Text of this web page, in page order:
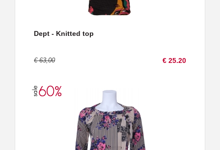
Dept - Knitted top
€ 63,00 € 25.20